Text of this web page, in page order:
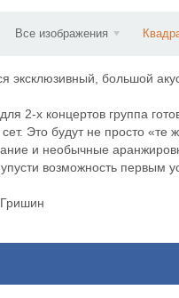
Все изображения
эксклюзивный, большой
2-х концертов группа
Это будут не просто
и необычные
возможность первым